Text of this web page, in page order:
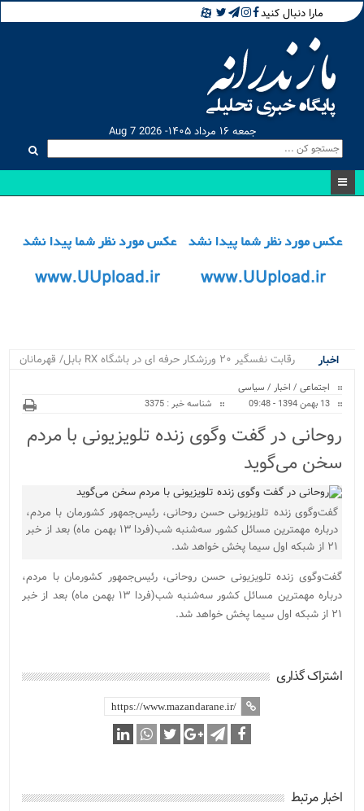
مارا دنبال کنید
جمعه ۱۶ مرداد ۱۴۰۵- Aug 7 2026
اخبار
۴_
اجتماعی / اخبار / سیاسی
13 بهمن 1394 - 09:48
شناسه خبر : 3375
روحانی در گفت وگوی زنده تلویزیونی با مردم
سخن می‌گوید
گفت‌وگوی زنده تلویزیونی حسن روحانی، رئیس‌جمهور کشورمان با مردم،
درباره مهمترین مسائل کشور سه‌شنبه شب(فردا ۱۳ بهمن ماه) بعد از خبر
۲۱ از شبکه اول سیما پخش خواهد شد.
گفت‌وگوی زنده تلویزیونی حسن روحانی، رئیس‌جمهور کشورمان با مردم،
درباره مهمترین مسائل کشور سه‌شنبه شب(فردا ۱۳ بهمن ماه) بعد از خبر
۲۱ از شبکه اول سیما پخش خواهد شد.
اشتراک گذاری
اخبار مرتبط